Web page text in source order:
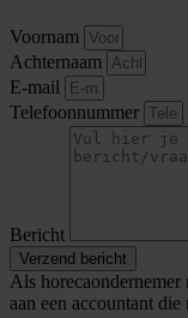
Voornam
Achternaam
E-mail
Telefoonnummer
Bericht
Verzend bericht
Als
aan een accountant